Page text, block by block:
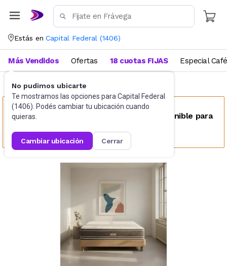
Estás en Capital Federal (1406)
No pudimos ubicarte
Te mostramos las opciones para Capital Federal
(1406). Podés cambiar tu ubicación cuando
quieras.
cambiar ubicación cerrar
Más Vendidos Ofertas 18 cuotas FIJAS Especial Café
Colchones tradicionales
Este producto no se encuentra disponible para